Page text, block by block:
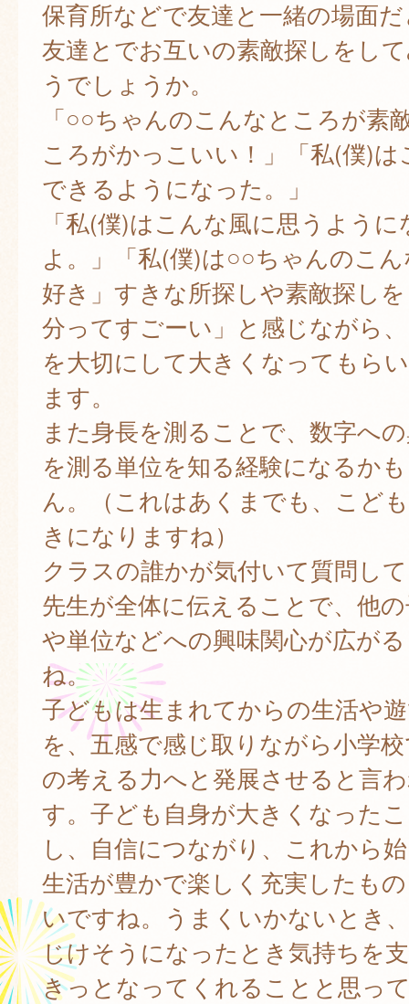
保育所などで友達と一緒の場面
友達とでお互いの素敵探しをし
うでしょうか。
「○○ちゃんのこんなところが素
ころがかっこいい！」「私(僕)は
できるようになった。」
「私(僕)はこんな風に思うよう
よ。」「私(僕)は○○ちゃんのこ
好き」すきな所探しや素敵探し
分ってすごーい」と感じながら
を大切にして大きくなってもら
ます。
また身長を測ることで、数字へ
を測る単位を知る経験になるか
ん。（これはあくまでも、こど
きになりますね）
クラスの誰かが気付いて質問し
先生が全体に伝えることで、他
や単位などへの興味関心が広が
ね。
子どもは生まれてからの生活や
を、五感で感じ取りながら小学
の考える力へと発展させると言
す。子ども自身が大きくなった
し、自信につながり、これから
生活が豊かで楽しく充実したも
いですね。うまくいかないとき
じけそうになったとき気持ちを
きっとなってくれることと思っ